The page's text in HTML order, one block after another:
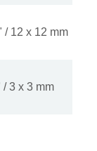
/ 12 x 12 mm
/ 3 x 3 mm